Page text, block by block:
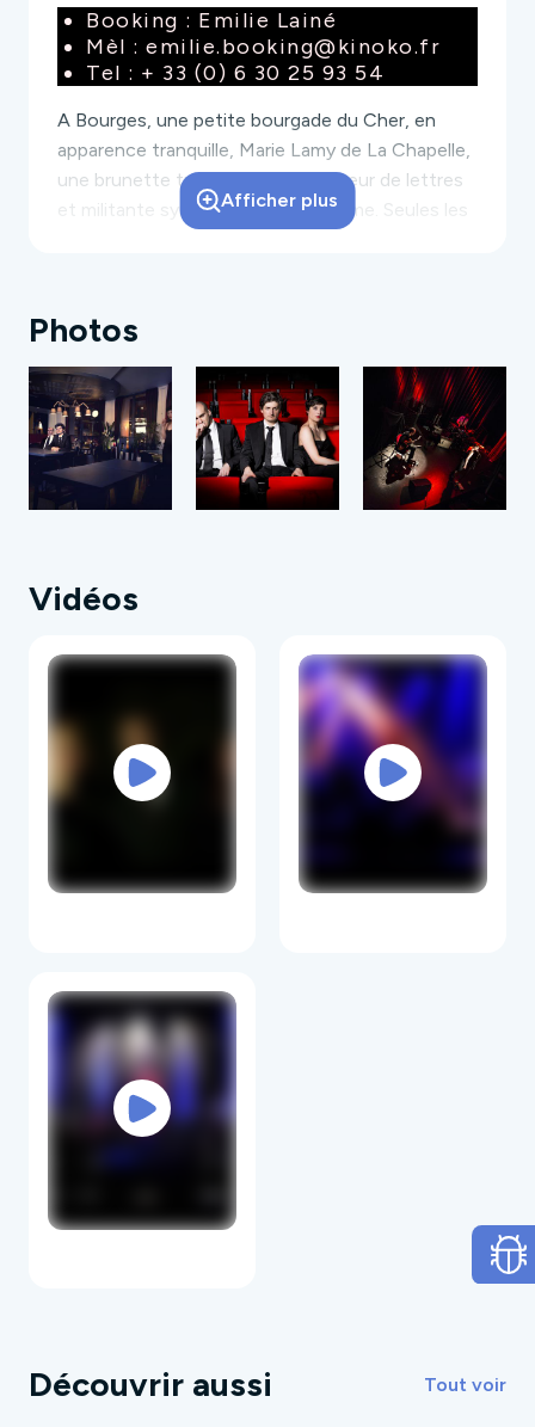
Booking : Emilie Lainé
Mèl : emilie.booking@kinoko.fr
Tel : + 33 (0) 6 30 25 93 54
A Bourges, une petite bourgade du Cher, en
apparence tranquille, Marie Lamy de La Chapelle,
une brunette trentenaire, professeur de lettres
et militante syndicale, s'ennuie ferme. Seules les
(adepte des techniques de flamenco, fan de
spiritualité indienne et de culture japonaise) est
dépêché sur les lieux par son frère, le grand
plasticien Sato (alias Stéphane Torossian), pour
résoudre ce problème intolérable. Avec le
talents et les sombres secrets de la jeune
chanson KINOKO.
Une première enquête approfondie permet au
groupe de sortir en 2012 l'EP
Le chemin,avec
l'appui de l'agence pour la chanson de la région
Centre qu'on ne présente plus, les Bains-
indépendant, Erik Arnaud.
véritablement en sortant un second EP,
bizarrement intitulé
entraînent les artistes, et leur équipe, à découvrir
un son nouveau, subtile mélange des influences
et langues de chacun. Un son sensuel, énergique
et gonflé aux imaginaires mutliples de cette
équipe foutraque et diablement attachante...
Afficher plus
Photos
Vidéos
Découvrir aussi Tout voir